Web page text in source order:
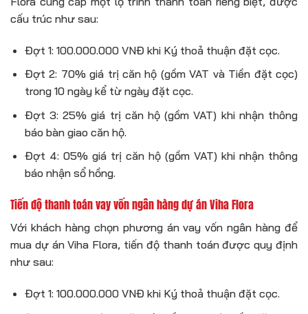
cấu trúc như sau:
Đợt 1: 100.000.000 VNĐ khi Ký thoả thuận đặt cọc.
Đợt 2: 70% giá trị căn hộ (gồm VAT và Tiền đặt cọc)
trong 10 ngày kể từ ngày đặt cọc.
Đợt 3: 25% giá trị căn hộ (gồm VAT) khi nhận thông
báo bàn giao căn hộ.
Đợt 4: 05% giá trị căn hộ (gồm VAT) khi nhận thông
báo nhận sổ hồng.
Tiến độ thanh toán vay vốn ngân hàng dự án Viha Flora
Với khách hàng chọn phương án vay vốn ngân hàng để
mua dự án Viha Flora, tiến độ thanh toán được quy định
như sau:
Đợt 1: 100.000.000 VNĐ khi Ký thoả thuận đặt cọc.